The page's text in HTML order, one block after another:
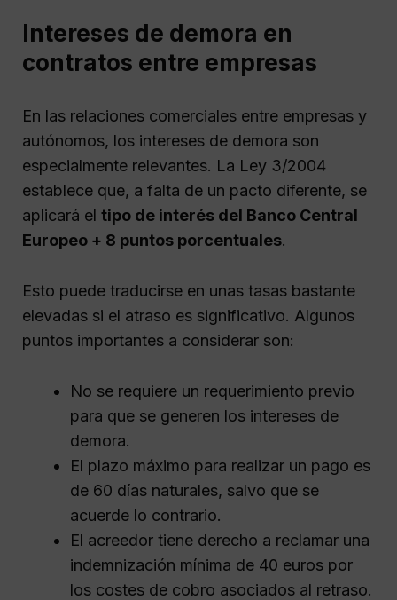
Intereses de demora en
contratos entre empresas
En las relaciones comerciales entre empresas y
autónomos, los intereses de demora son
especialmente relevantes. La Ley 3/2004
establece que, a falta de un pacto diferente, se
aplicará el tipo de interés del Banco Central
Europeo + 8 puntos porcentuales.
Esto puede traducirse en unas tasas bastante
elevadas si el atraso es significativo. Algunos
puntos importantes a considerar son:
No se requiere un requerimiento previo
para que se generen los intereses de
demora.
El plazo máximo para realizar un pago es
de 60 días naturales, salvo que se
acuerde lo contrario.
El acreedor tiene derecho a reclamar una
indemnización mínima de 40 euros por
los costes de cobro asociados al retraso.